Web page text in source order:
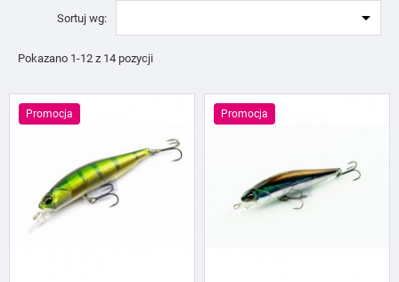
Sortuj wg: 
Pokazano 1-12 z 14 pozycji
Promocja Promocja